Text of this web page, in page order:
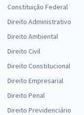
Constituição Federal
Direito Administrativo
Direito Ambiental
Direito Civil
Direito Constitucional
Direito Empresarial
Direito Penal
Direito Previdenciário